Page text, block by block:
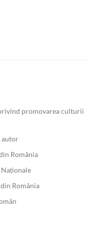
promovarea culturii
autor
România
România